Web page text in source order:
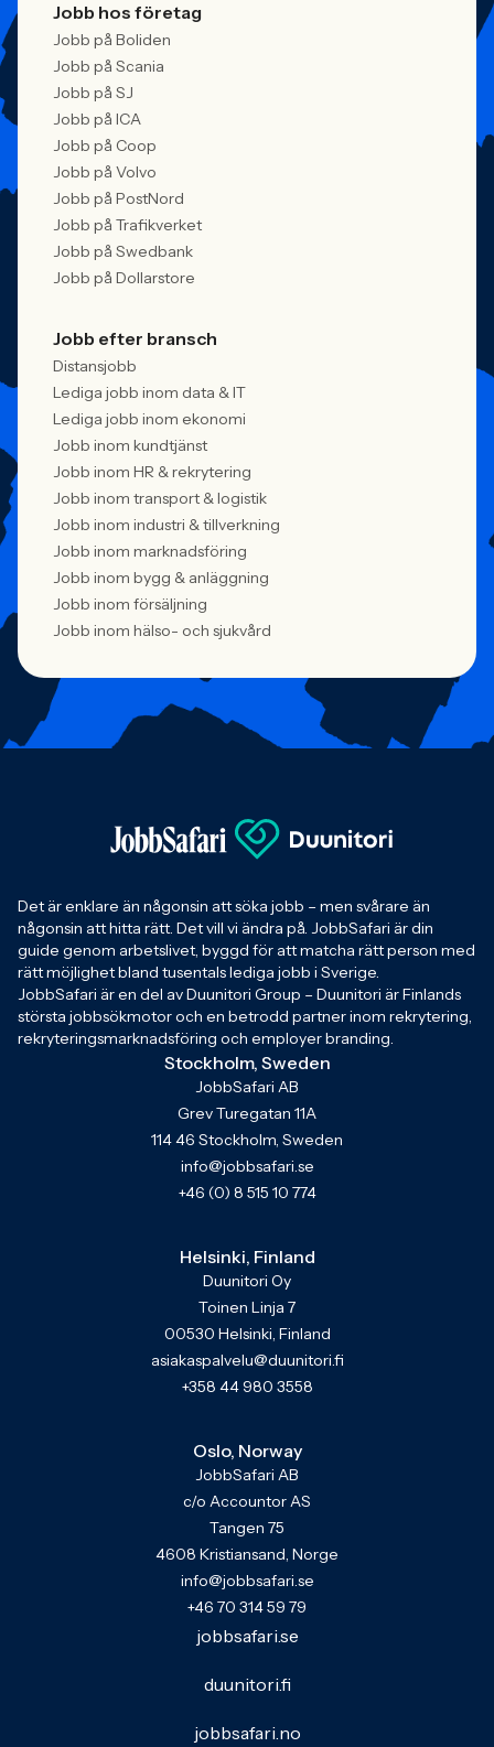
Jobb hos företag
Jobb på Boliden
Jobb på Scania
Jobb på SJ
Jobb på ICA
Jobb på Coop
Jobb på Volvo
Jobb på PostNord
Jobb på Trafikverket
Jobb på Swedbank
Jobb på Dollarstore
Jobb efter bransch
Distansjobb
Lediga jobb inom data & IT
Lediga jobb inom ekonomi
Jobb inom kundtjänst
Jobb inom HR & rekrytering
Jobb inom transport & logistik
Jobb inom industri & tillverkning
Jobb inom marknadsföring
Jobb inom bygg & anläggning
Jobb inom försäljning
Jobb inom hälso- och sjukvård
Det är enklare än någonsin att söka jobb – men svårare än
någonsin att hitta rätt. Det vill vi ändra på. JobbSafari är din
guide genom arbetslivet, byggd för att matcha rätt person med
rätt möjlighet bland tusentals lediga jobb i Sverige.
JobbSafari är en del av Duunitori Group – Duunitori är Finlands
största jobbsökmotor och en betrodd partner inom rekrytering,
rekryteringsmarknadsföring och employer branding.
Stockholm, Sweden
JobbSafari AB
Grev Turegatan 11A
114 46 Stockholm, Sweden
info@jobbsafari.se
+46 (0) 8 515 10 774
Helsinki, Finland
Duunitori Oy
Toinen Linja 7
00530 Helsinki, Finland
asiakaspalvelu@duunitori.fi
+358 44 980 3558
Oslo, Norway
JobbSafari AB
c/o Accountor AS
Tangen 75
4608 Kristiansand, Norge
info@jobbsafari.se
+46 70 314 59 79
jobbsafari.se
duunitori.fi
jobbsafari.no